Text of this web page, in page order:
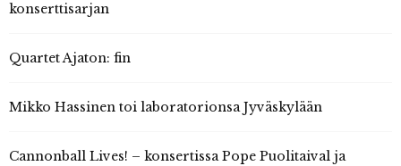
konserttisarjan
Quartet Ajaton: fin
Mikko Hassinen toi laboratorionsa Jyväskylään
Cannonball Lives! – konsertissa Pope Puolitaival ja